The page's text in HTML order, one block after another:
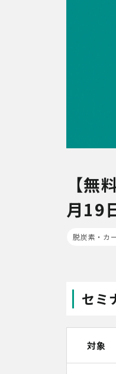
【
月19
脱炭素・カ
セミ
対象